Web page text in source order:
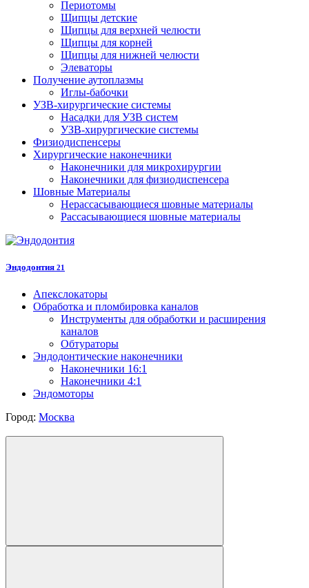
Периотомы
Щипцы детские
Щипцы для верхней челюсти
Щипцы для корней
Щипцы для нижней челюсти
Элеваторы
Получение аутоплазмы
Иглы-бабочки
УЗВ-хирургические системы
Насадки для УЗВ систем
УЗВ-хирургические системы
Физиодиспенсеры
Хирургические наконечники
Наконечники для микрохирургии
Наконечники для физиодиспенсера
Шовные Материалы
Нерассасывающиеся шовные материалы
Рассасывающиеся шовные материалы
Эндодонтия 21
Апекслокаторы
Обработка и пломбировка каналов
Инструменты для обработки и расширения
каналов
Обтураторы
Эндодонтические наконечники
Наконечники 16:1
Наконечники 4:1
Эндомоторы
Город: Москва